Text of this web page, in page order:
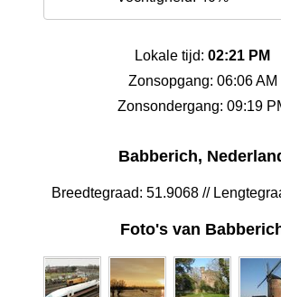
Lokale tijd: 02:21 PM
Zonsopgang: 06:06 AM
Zonsondergang: 09:19
Babberich,
Breedtegraad: 51.9068 //
Foto's van